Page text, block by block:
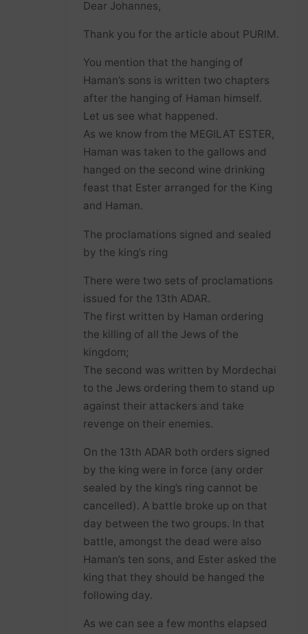
Dear Johannes,
Thank you for the article about PURIM.
You mention that the hanging of
Haman’s sons is written two chapters
after the hanging of Haman himself.
Let us see what happened.
As we know from the MEGILAT ESTER,
Haman was taken to the gallows and
hanged on the second wine drinking
feast that Ester arranged for the King
and Haman.
The proclamations signed and sealed
by the king’s ring
There were two sets of proclamations
issued for the 13th ADAR.
The first written by Haman ordering
the killing of all the Jews of the
kingdom;
The second was written by Mordechai
to the Jews ordering them to stand up
against their attackers and take
revenge on their enemies.
On the 13th ADAR both orders signed
by the king were in force (any order
sealed by the king’s ring cannot be
cancelled). A battle broke up on that
day between the two groups. In that
battle, amongst the dead were also
Haman’s ten sons, and Ester asked the
king that they should be hanged the
following day.
As we can see a few months elapsed